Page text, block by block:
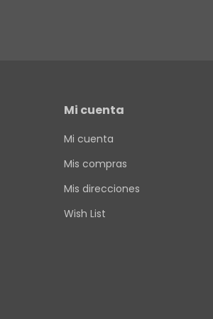
Mi cuenta
Mi cuenta
Mis compras
Mis direcciones
Wish List